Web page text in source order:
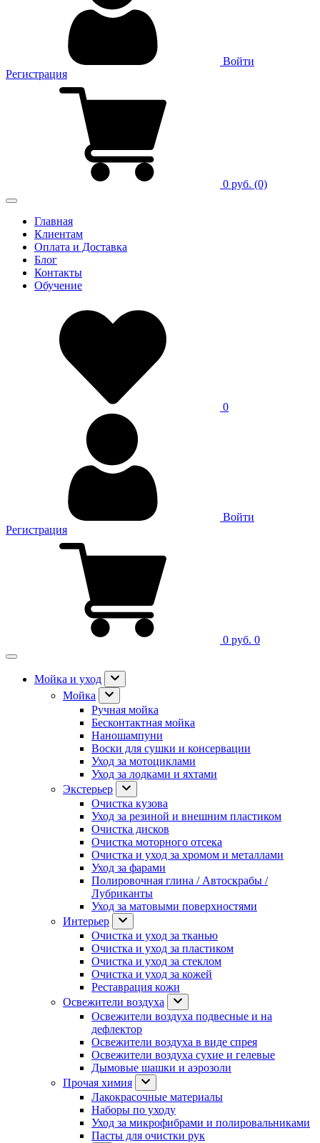
Войти
Регистрация
0 руб. (0)
Главная
Клиентам
Оплата и Доставка
Блог
Контакты
Обучение
0
Войти
Регистрация
0 руб. 0
Мойка и уход
Мойка
Ручная мойка
Бесконтактная мойка
Наношампуни
Воски для сушки и консервации
Уход за мотоциклами
Уход за лодками и яхтами
Экстерьер
Очистка кузова
Уход за резиной и внешним пластиком
Очистка дисков
Очистка моторного отсека
Очистка и уход за хромом и металлами
Уход за фарами
Полировочная глина / Автоскрабы /
Лубриканты
Уход за матовыми поверхностями
Интерьер
Очистка и уход за тканью
Очистка и уход за пластиком
Очистка и уход за стеклом
Очистка и уход за кожей
Реставрация кожи
Освежители воздуха
Освежители воздуха подвесные и на
дефлектор
Освежители воздуха в виде спрея
Освежители воздуха сухие и гелевые
Дымовые шашки и аэрозоли
Прочая химия
Лакокрасочные материалы
Наборы по уходу
Уход за микрофибрами и полировальниками
Пасты для очистки рук